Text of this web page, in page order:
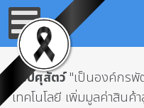
กรมปศุสัตว์"เป็นองค์กรพั
เทคโนโลยี เพิ่มมูลค่าสินค้